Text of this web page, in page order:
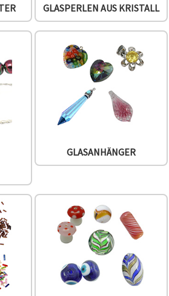
GLASPERLEN AUS KRISTALL
GLASANHÄNGER